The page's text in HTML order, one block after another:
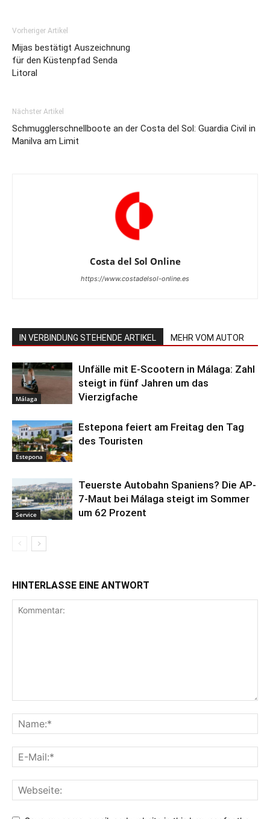
Vorheriger Artikel
Mijas bestätigt Auszeichnung
für den Küstenpfad Senda
Litoral
Nächster Artikel
Schmugglerschnellboote an der Costa del Sol: Guardia Civil in
Manilva am Limit
Costa del Sol Online
https://www.costadelsol-online.es
IN VERBINDUNG STEHENDE ARTIKEL MEHR VOM AUTOR
Málaga
Unfälle mit E-Scootern in Málaga: Zahl
steigt in fünf Jahren um das
Vierzigfache
Estepona
Estepona feiert am Freitag den Tag
des Touristen
Service
Teuerste Autobahn Spaniens? Die AP-
7-Maut bei Málaga steigt im Sommer
um 62 Prozent
HINTERLASSE EINE ANTWORT